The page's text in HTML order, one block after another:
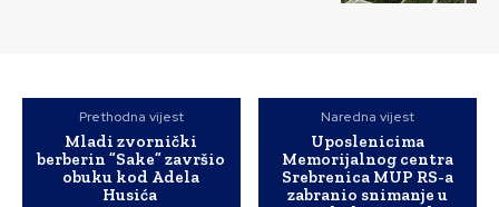
Prethodna vijest
Mladi zvornički
berberin ”Sake” završio
obuku kod Adela
Husića
Naredna vijest
Uposlenicima
Memorijalnog centra
Srebrenica MUP RS-a
zabranio snimanje u